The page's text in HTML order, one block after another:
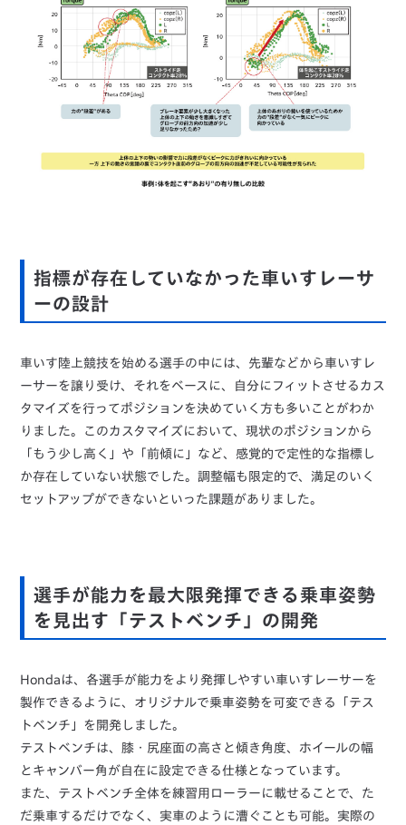
指標が存在していなかった車いすレーサ
ーの設計
車いす陸上競技を始める選手の中には、先輩などから車いすレ
ーサーを譲り受け、それをベースに、自分にフィットさせるカス
タマイズを行ってポジションを決めていく方も多いことがわか
りました。このカスタマイズにおいて、現状のポジションから
「もう少し高く」や「前傾に」など、感覚的で定性的な指標し
か存在していない状態でした。調整幅も限定的で、満足のいく
セットアップができないといった課題がありました。
選手が能力を最大限発揮できる乗車姿勢
を見出す「テストベンチ」の開発
Hondaは、各選手が能力をより発揮しやすい車いすレーサーを
製作できるように、オリジナルで乗車姿勢を可変できる「テス
トベンチ」を開発しました。
テストベンチは、膝・尻座面の高さと傾き角度、ホイールの幅
とキャンバー角が自在に設定できる仕様となっています。
また、テストベンチ全体を練習用ローラーに載せることで、た
だ乗車するだけでなく、実車のように漕ぐことも可能。実際の